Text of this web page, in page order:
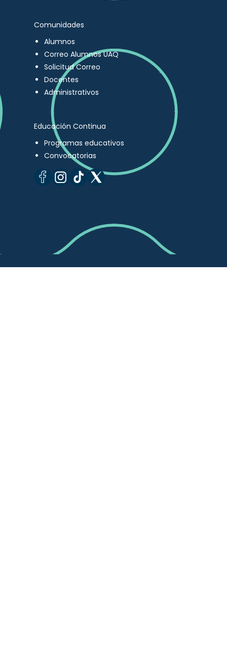
Comunidades
Alumnos
Correo Alumnos UAQ
Solicitud Correo
Docentes
Administrativos
Educación Continua
Programas educativos
Convocatorias